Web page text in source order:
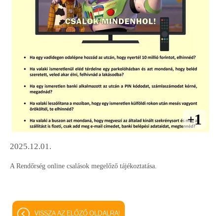
2025.12.01.
A Rendőrség online csalások megelőző tájékoztatása.
+1
VISSZA AZ ELŐZŐ OLDALRA!